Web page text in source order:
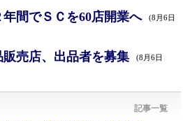
間でＳＣを60店開業へ (8月6日
売店、出品者を募集 (8月6日
記事一覧